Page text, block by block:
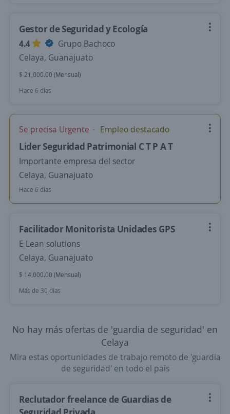
Gestor de Seguridad y Ecología
4.4
Grupo Bachoco
Celaya, Guanajuato
$ 21,000.00 (Mensual)
Hace 6 días
Se precisa Urgente Empleo destacado
Lider Seguridad Patrimonial C T P A T
Importante empresa del sector
Celaya, Guanajuato
Hace 6 días
Facilitador Monitorista Unidades GPS
E Lean solutions
Celaya, Guanajuato
$ 14,000.00 (Mensual)
Más de 30 días
No hay más ofertas de 'guardia de seguridad' en
Celaya
Mira estas oportunidades de trabajo remoto de 'guardia
de seguridad' en todo el país
Reclutador freelance de Guardias de